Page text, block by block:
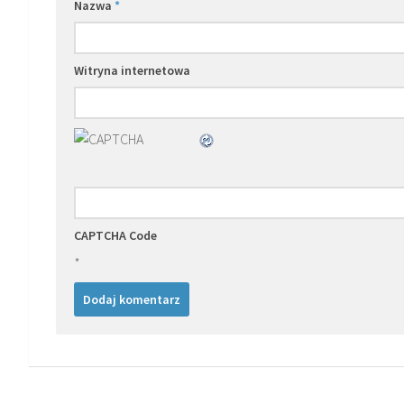
Nazwa *
Witryna internetowa
CAPTCHA Code
*